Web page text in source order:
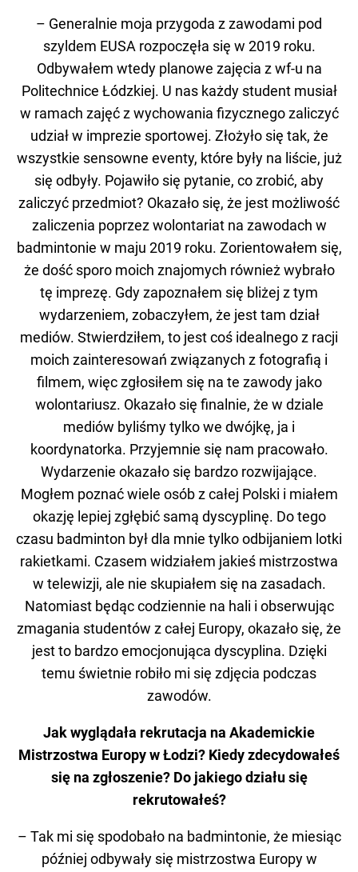
– Generalnie moja przygoda z zawodami pod
szyldem EUSA rozpoczęła się w 2019 roku.
Odbywałem wtedy planowe zajęcia z wf-u na
Politechnice Łódzkiej. U nas każdy student musiał
w ramach zajęć z wychowania fizycznego zaliczyć
udział w imprezie sportowej. Złożyło się tak, że
wszystkie sensowne eventy, które były na liście, już
się odbyły. Pojawiło się pytanie, co zrobić, aby
zaliczyć przedmiot? Okazało się, że jest możliwość
zaliczenia poprzez wolontariat na zawodach w
badmintonie w maju 2019 roku. Zorientowałem się,
że dość sporo moich znajomych również wybrało
tę imprezę. Gdy zapoznałem się bliżej z tym
wydarzeniem, zobaczyłem, że jest tam dział
mediów. Stwierdziłem, to jest coś idealnego z racji
moich zainteresowań związanych z fotografią i
filmem, więc zgłosiłem się na te zawody jako
wolontariusz. Okazało się finalnie, że w dziale
mediów byliśmy tylko we dwójkę, ja i
koordynatorka. Przyjemnie się nam pracowało.
Wydarzenie okazało się bardzo rozwijające.
Mogłem poznać wiele osób z całej Polski i miałem
okazję lepiej zgłębić samą dyscyplinę. Do tego
czasu badminton był dla mnie tylko odbijaniem lotki
rakietkami. Czasem widziałem jakieś mistrzostwa
w telewizji, ale nie skupiałem się na zasadach.
Natomiast będąc codziennie na hali i obserwując
zmagania studentów z całej Europy, okazało się, że
jest to bardzo emocjonująca dyscyplina. Dzięki
temu świetnie robiło mi się zdjęcia podczas
zawodów.
Jak wyglądała rekrutacja na Akademickie
Mistrzostwa Europy w Łodzi? Kiedy zdecydowałeś
się na zgłoszenie? Do jakiego działu się
rekrutowałeś?
– Tak mi się spodobało na badmintonie, że miesiąc
później odbywały się mistrzostwa Europy w